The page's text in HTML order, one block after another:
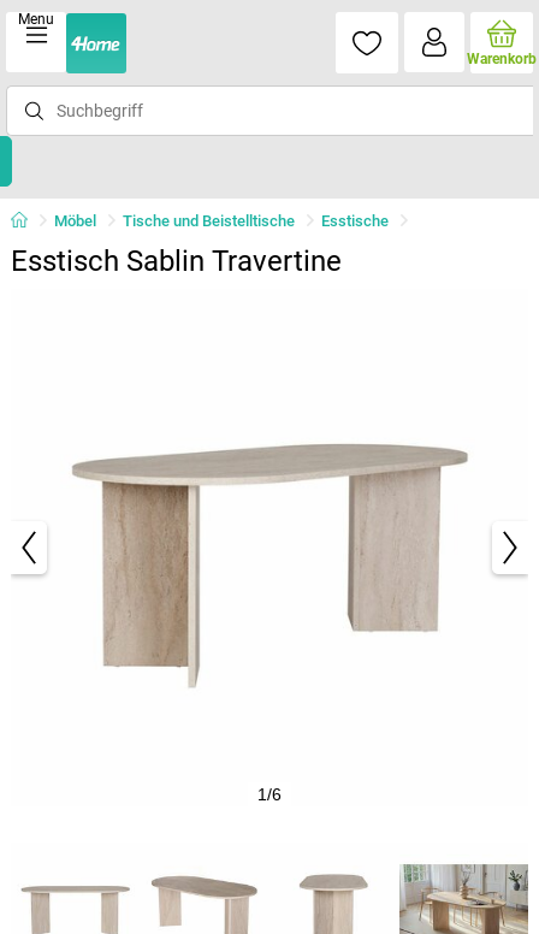
Menu
Warenkorb
Möbel Tische und Beistelltische Esstische
Esstisch Sablin Travertine
1/6